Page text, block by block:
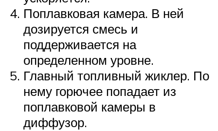
Поплавковая камера. В ней
дозируется смесь и
поддерживается на
определенном уровне.
Главный топливный жиклер. По
нему горючее попадает из
поплавковой камеры в
диффузор.